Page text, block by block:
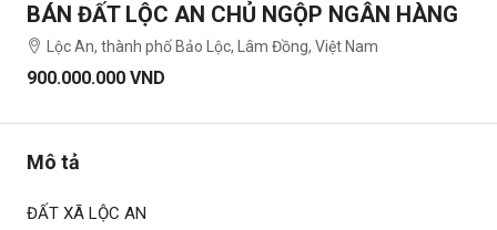
BÁN ĐẤT LỘC AN CHỦ NGỘP NGÂN HÀNG
Lộc An, thành phố Bảo Lộc, Lâm Đồng, Việt Nam
900.000.000 VND
Mô tả
ĐẤT XÃ LỘC AN